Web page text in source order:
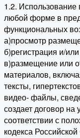
1.2.
любой форме в
функциональных
а)просмотр
б)регистрация и/
в)размещение или
материалов,
тексты,
видео- файлы,
создает договор
соответствии с
кодекса